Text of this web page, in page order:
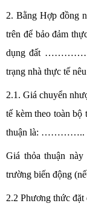
2. Bằng Hợp đồng
trên để bảo đảm
dụng đất
trạng nhà thực tế
2.1. Giá chuyển
tế kèm theo toàn bộ
thuận là: …………..
Giá thỏa thuận
trường biến động
2.2 Phương thức đặt